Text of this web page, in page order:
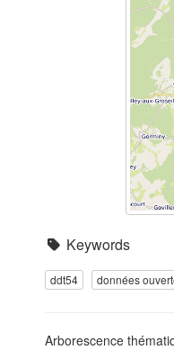
Keywords
ddt54 données
Arborescence